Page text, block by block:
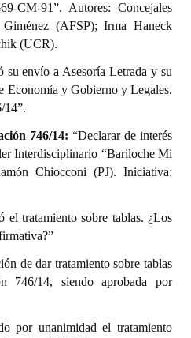
CM-91”. Autores: Concejales
(AFSP); Irma Haneck
(UCR).
su envío a Asesoría Letrada y su
Economía y Gobierno y Legales.
14”.
746/14: “Declarar de interés
Interdisciplinario “Bariloche Mi
Chiocconi (PJ). Iniciativa:
el tratamiento sobre tablas. ¿Los
de dar tratamiento sobre tablas
746/14, siendo aprobada por
por unanimidad el tratamiento